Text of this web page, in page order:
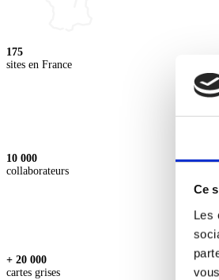
Ce
Les
175
sites en France
10 000
collaborateurs
+ 20 000
cartes grises